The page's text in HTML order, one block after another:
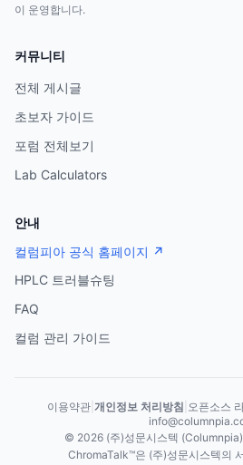
이 운영합니다.
커뮤니티
전체 게시글
초보자 가이드
포럼 전체보기
Lab Calculators
안내
컬럼피아 공식 홈페이지 ↗
HPLC 트러블슈팅
FAQ
컬럼 관리 가이드
이용약관 개인정보 처리방침 오픈소스
© 2026 (주)성문시스텍
ChromaTalk™은 (주)성문시스텍의